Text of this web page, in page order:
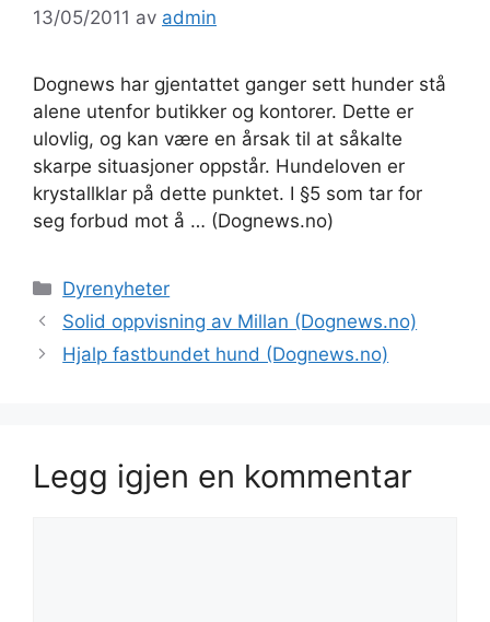
13/05/2011 av admin
Dognews har gjentattet ganger sett hunder stå
alene utenfor butikker og kontorer. Dette er
ulovlig, og kan være en årsak til at såkalte
skarpe situasjoner oppstår. Hundeloven er
krystallklar på dette punktet. I §5 som tar for
seg forbud mot å … (Dognews.no)
Kategorier
Dyrenyheter
Solid oppvisning av Millan (Dognews.no)
Hjalp fastbundet hund (Dognews.no)
Legg igjen en kommentar